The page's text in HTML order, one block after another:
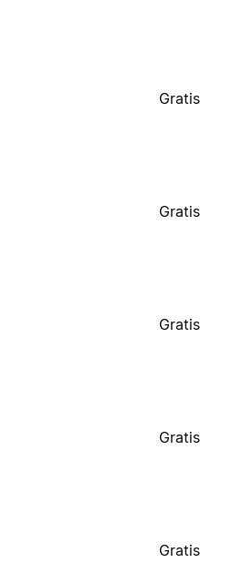
Gratis
Gratis
Gratis
Gratis
Gratis